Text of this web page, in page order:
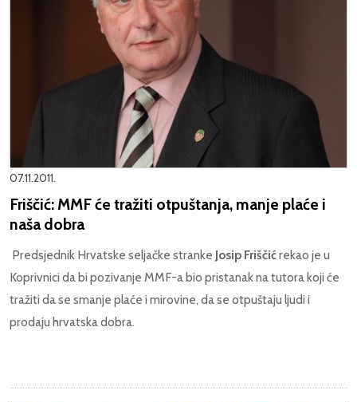
07.11.2011.
Friščić: MMF će tražiti otpuštanja, manje plaće i
naša dobra
Predsjednik Hrvatske seljačke stranke Josip Friščićrekao je u
Koprivnici da bi pozivanje MMF-a bio pristanak na tutora koji će
tražiti da se smanje plaće i mirovine, da se otpuštaju ljudi i
prodaju hrvatska dobra.